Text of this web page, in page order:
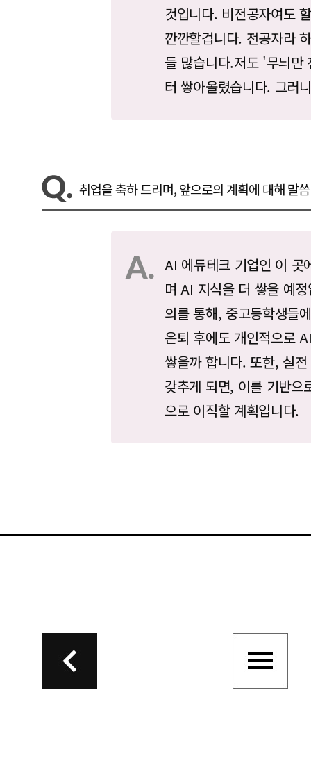
것입니다. 비전공자여도
깐깐할겁니다. 전공자라
들 많습니다.저도 '무늬만
터 쌓아올렸습니다. 그러
취업을 축하 드리며, 앞으로의 계획에 대해 말
AI 에듀테크 기업인 이 곳
며 AI 지식을 더 쌓을 예
의를 통해, 중고등학생들
은퇴 후에도 개인적으로
쌓을까 합니다. 또한, 실
갖추게 되면, 이를 기반
으로 이직할 계획입니다.